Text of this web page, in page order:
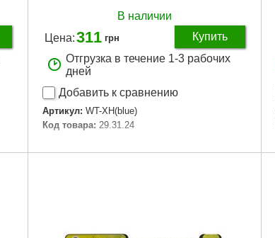
В наличии
Цена:311 грн
Купить
Отгрузка в течение 1-3 рабочих
дней
Добавить к сравнению
Артикул: WT-XH(blue)
Код товара: 29.31.24
Подробнее...